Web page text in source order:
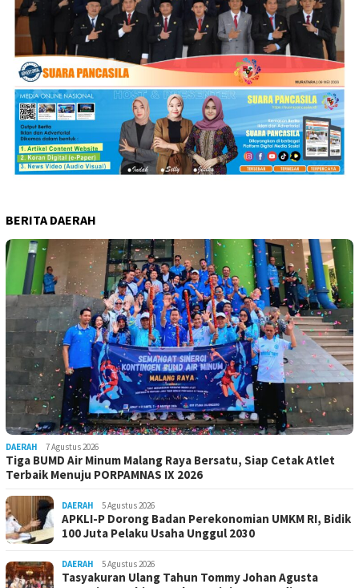
BERITA DAERAH
DAERAH 7 Agustus 2026
Tiga BUMD Air Minum Malang Raya Bersatu, Siap Cetak Atlet
Terbaik Menuju PORPAMNAS IX 2026
DAERAH 5 Agustus 2026
APKLI-P Dorong Badan Perekonomian UMKM RI, Bidik
100 Juta Pelaku Usaha Unggul 2030
DAERAH 5 Agustus 2026
Tasyakuran Ulang Tahun Tommy Johan Agusta